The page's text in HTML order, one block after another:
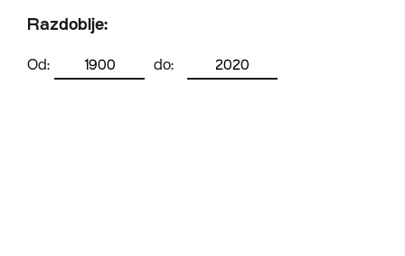
Razdoblje:
Od: do: